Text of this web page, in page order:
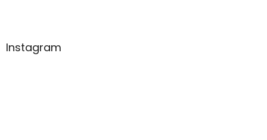
Instagram